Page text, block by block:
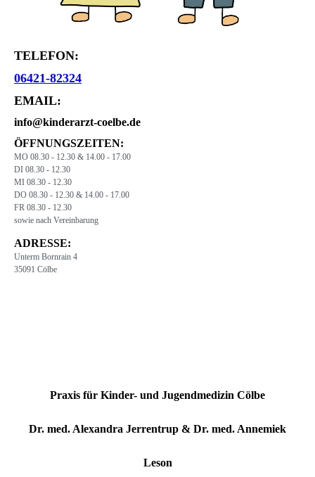
TELEFON:
06421-82324
EMAIL:
info@kinderarzt-coelbe.de
ÖFFNUNGSZEITEN:
MO 08.30 - 12.30 & 14.00 - 17.00
DI 08.30 - 12.30
MI 08.30 - 12.30
DO 08.30 - 12.30 & 14.00 - 17.00
FR 08.30 - 12.30
sowie nach Vereinbarung
ADRESSE:
Unterm Bornrain 4
35091 Cölbe
Praxis für Kinder- und Jugendmedizin Cölbe
Dr. med. Alexandra Jerrentrup & Dr. med. Annemiek
Leson